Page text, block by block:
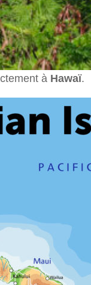
à Hawaï.